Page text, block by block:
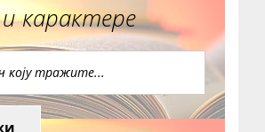
карактере